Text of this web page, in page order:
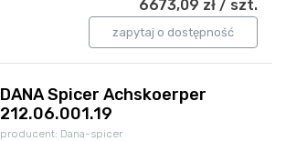
6673,09 zł / szt.
zapytaj o dostępność
DANA Spicer Achskoerper
212.06.001.19
producent: Dana-spicer